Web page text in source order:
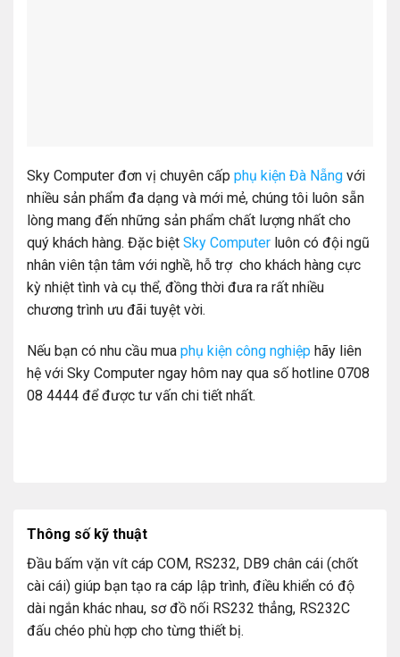
Sky Computer đơn vị chuyên cấp phụ kiện Đà Nẵng với
nhiều sản phẩm đa dạng và mới mẻ, chúng tôi luôn sẵn
lòng mang đến những sản phẩm chất lượng nhất cho
quý khách hàng. Đặc biệt Sky Computer luôn có đội ngũ
nhân viên tận tâm với nghề, hỗ trợ cho khách hàng cực
kỳ nhiệt tình và cụ thể, đồng thời đưa ra rất nhiều
chương trình ưu đãi tuyệt vời.
Nếu bạn có nhu cầu mua phụ kiện công nghiệp hãy liên
hệ với Sky Computer ngay hôm nay qua số hotline 0708
08 4444 để được tư vấn chi tiết nhất.
Thông số kỹ thuật
Đầu bấm vặn vít cáp COM, RS232, DB9 chân cái (chốt
cài cái) giúp bạn tạo ra cáp lập trình, điều khiển có độ
dài ngắn khác nhau, sơ đồ nối RS232 thẳng, RS232C
đấu chéo phù hợp cho từng thiết bị.